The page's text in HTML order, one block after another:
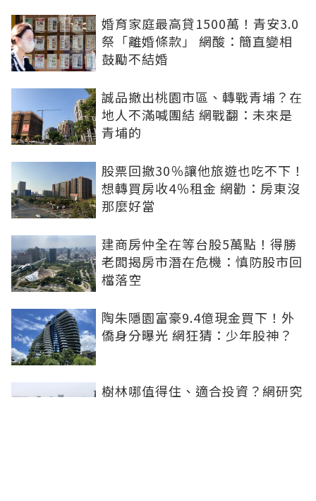
婚育家庭最高貸1500萬！青安3.0
祭「離婚條款」 網酸：簡直變相
鼓勵不結婚
誠品撤出桃園市區、轉戰青埔？在
地人不滿喊團結 網戰翻：未來是
青埔的
股票回撤30％讓他旅遊也吃不下！
想轉買房收4％租金 網勸：房東沒
那麼好當
建商房仲全在等台股5萬點！得勝
老闆揭房市潛在危機：慎防股市回
檔落空
陶朱隱園富豪9.4億現金買下！外
僑身分曝光 網狂猜：少年股神？
樹林哪值得住、適合投資？網研究